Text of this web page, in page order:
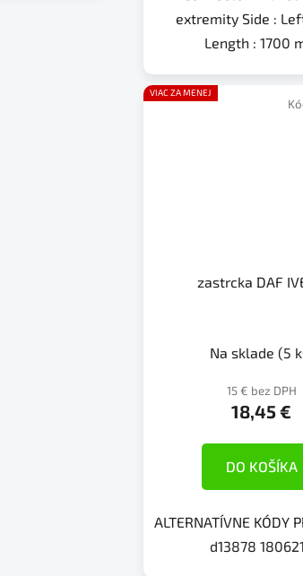
extremity Side :
Length : 1700
VIAC ZA MENEJ
zastrcka DAF
Na sklade (5
15 € bez DPH
18,45 €
DO KOŠÍKA
ALTERNATÍVNE KÓDY
d13878